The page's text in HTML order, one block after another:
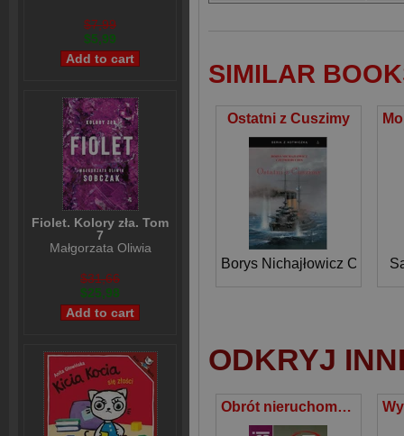
$7,99
$5,99
Fiolet. Kolory zła. Tom
7
Małgorzata Oliwia
$31,66
$25,98
SIMILAR
Ostatni z Cuszimy
Borys Nichajłowicz
ODKRYJ
Obrót nieruchomościami